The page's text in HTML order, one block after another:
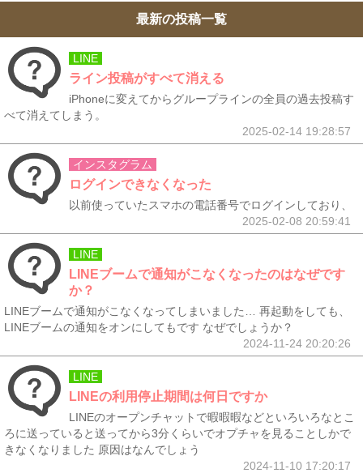
最新の投稿一覧
LINE
ライン投稿がすべて消える
iPhoneに変えてからグループラインの全員の過去投稿す
べて消えてしまう。
2025-02-14 19:28:57
インスタグラム
ログインできなくなった
以前使っていたスマホの電話番号でログインしており、
2025-02-08 20:59:41
LINE
LINEブームで通知がこなくなったのはなぜです
か？
LINEブームで通知がこなくなってしまいました… 再起動をしても、
LINEブームの通知をオンにしてもです なぜでしょうか？
2024-11-24 20:20:26
LINE
LINEの利用停止期間は何日ですか
LINEのオープンチャットで暇暇暇などといろいろなとこ
ろに送っていると送ってから3分くらいでオプチャを見ることしかで
きなくなりました 原因はなんでしょう
2024-11-10 17:20:17